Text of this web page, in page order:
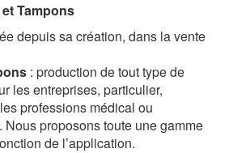
Tampons
depuis sa création, dans la vente
: production de tout type de
les entreprises, particulier,
professions médical ou
Nous proposons toute une gamme
de l’application.